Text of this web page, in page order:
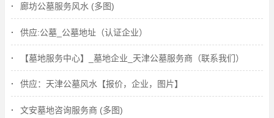
廊坊公墓服务风水 (多图)
供应:公墓_公墓地址（认证企业）
【墓地服务中心】_墓地企业_天津公墓服务商（联系我们）
供应：天津公墓风水【报价，企业，图片】
文安墓地咨询服务商 (多图)